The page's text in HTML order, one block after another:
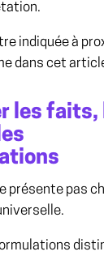
indiquée à
dans cet
les faits,
présente pas